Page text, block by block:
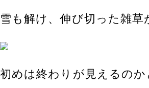
雪も解け、伸び切った雑
初めは終わりが見えるの